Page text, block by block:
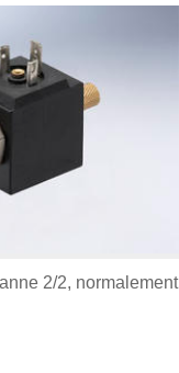
2/2, normalement